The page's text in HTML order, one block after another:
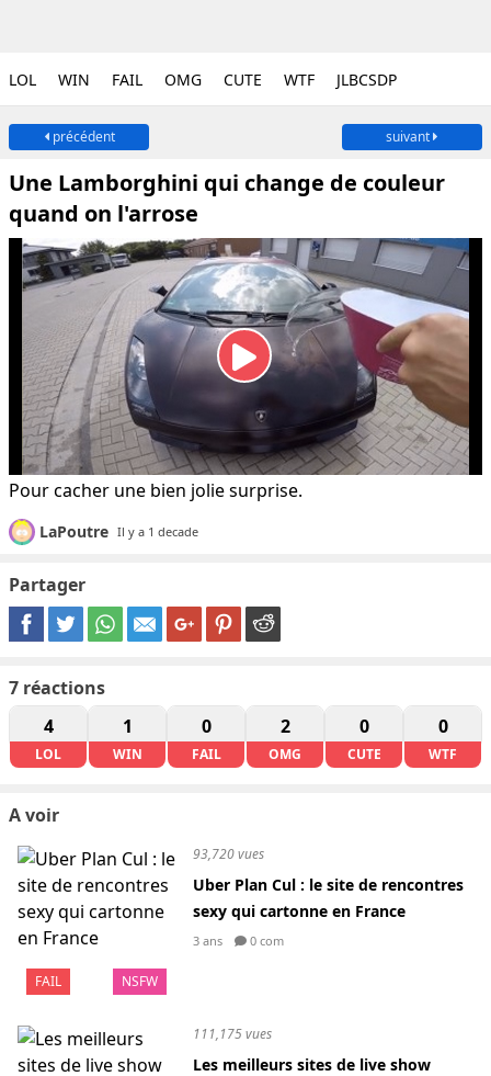
LOL WIN FAIL OMG CUTE WTF JLBCSDP
précédent suivant
Une Lamborghini qui change de couleur
quand on l'arrose
Pour cacher une bien jolie surprise.
LaPoutre Il y a 1 decade
Partager
7 réactions
4
LOL
1
WIN
0
FAIL
2
OMG
0
CUTE
0
WTF
A voir
FAIL NSFW
93,720 vues
Uber Plan Cul : le site de rencontres
sexy qui cartonne en France
3 ans 0 com
111,175 vues
Les meilleurs sites de live show